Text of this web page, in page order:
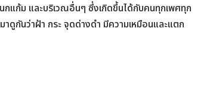
กแก้ม และบริเวณอื่นๆ ซึ่งเกิดขึ้นได้กับคนทุกเพศทุก
ดูกันว่าฝ้า กระ จุดด่างดำ มีความเหมือนและแตก